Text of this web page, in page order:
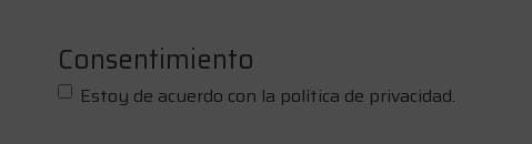
Consentimiento
Estoy de acuerdo con la política de privacidad.